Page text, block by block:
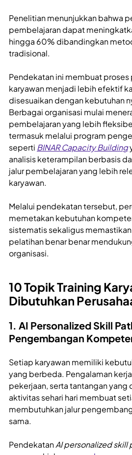
Penelitian menunjukkan bahwa
pembelajaran dapat
hingga 60% dibandingkan
tradisional.
Pendekatan ini membuat
karyawan menjadi lebih efektif
disesuaikan dengan kebutuhan
Berbagai organisasi mulai
pembelajaran yang lebih
termasuk melalui program
seperti BINAR Capacity Building
analisis keterampilan berbasis
jalur pembelajaran yang lebih
karyawan.
Melalui pendekatan tersebut,
memetakan kebutuhan
sistematis sekaligus
pelatihan benar benar
organisasi.
10 Topik Training
Dibutuhkan
1. AI Personalized Skill
Pengembangan
Setiap karyawan memiliki
yang berbeda. Pengalaman
pekerjaan, serta tantangan yang
aktivitas sehari hari membuat
membutuhkan jalur
sama.
PendekatanAI personalized skill